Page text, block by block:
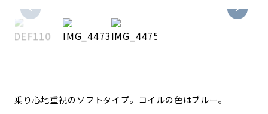
乗り心地重視のソフトタイプ。コイルの色はブルー。